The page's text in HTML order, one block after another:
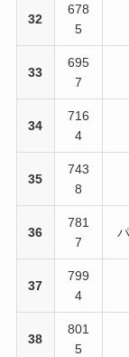
32
678
5
33
695
7
34
716
4
35
743
8
36
781
7
37
799
4
38
801
5